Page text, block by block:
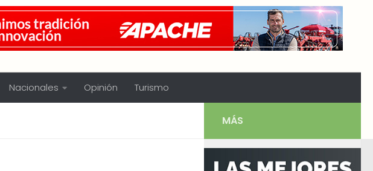
Nacionales Opinión Turismo
MÁS